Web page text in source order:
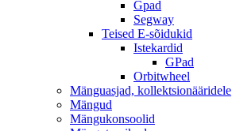
Gpad
Segway
Teised E-sõidukid
Istekardid
GPad
Orbitwheel
Mänguasjad, kollektsionääridele
Mängud
Mängukonsoolid